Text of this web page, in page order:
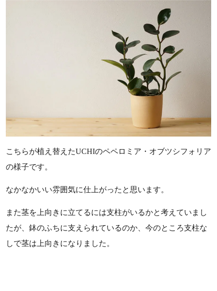
こちらが植え替えたUCHIのペペロミア・オブツシフォリア
の様子です。
なかなかいい雰囲気に仕上がったと思います。
また茎を上向きに立てるには支柱がいるかと考えていまし
たが、鉢のふちに支えられているのか、今のところ支柱な
しで茎は上向きになりました。